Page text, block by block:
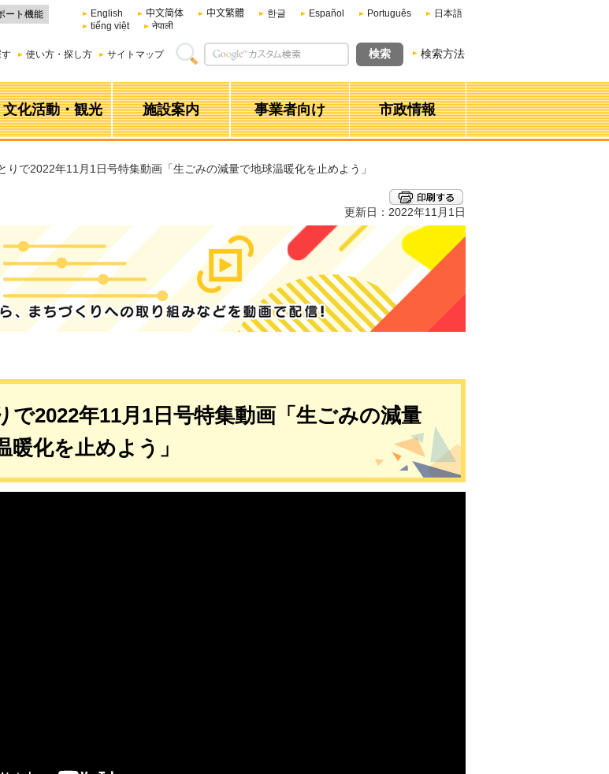
ート機能 English 中文简体 中文繁體 한글 Español Português
日本語
tiếng việt
नेपाली
使い方・探し方 サイトマップ 検索方法
文化活動・観光 施設案内 事業者向け 市政情報
りで2022年11月1日号特集動画「生ごみの減量で地球温暖化を止めよう」
更新日：2022年11月1日
づくりへの取り組みなどを動画で配信！
で2022年11月1日号特集動画「生ごみの減量
暖化を止めよう」